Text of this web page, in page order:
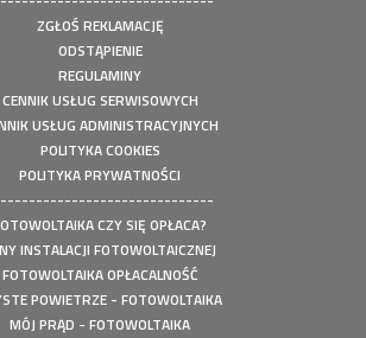
ZGŁOŚ REKLAMACJĘ
ODSTĄPIENIE
REGULAMINY
CENNIK USŁUG SERWISOWYCH
USŁUG ADMINISTRACYJNYCH
POLITYKA COOKIES
POLITYKA PRYWATNOŚCI
CZY SIĘ OPŁACA?
INSTALACJI FOTOWOLTAICZNEJ
FOTOWOLTAIKA OPŁACALNOŚĆ
POWIETRZE - FOTOWOLTAIKA
MÓJ PRĄD - FOTOWOLTAIKA